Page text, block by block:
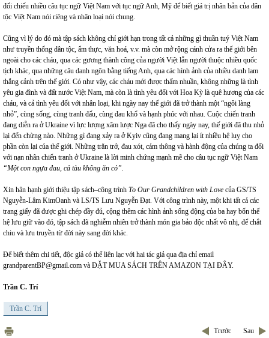
đối chiếu nhiều câu tục ngữ Việt Nam với tục ngữ Anh, Mỹ để biết giá trị nhân bản của dân
tộc Việt Nam nói riêng và nhân loại nói chung.
Cũng vì lý do đó mà tập sách không chỉ giới hạn trong tất cả những gì thuần tuý Việt Nam
như truyền thống dân tộc, ẩm thực, văn hoá, v.v. mà còn mở rộng cánh cửa ra thế giới bên
ngoài cho các cháu, qua các gương thành công của người Việt lẫn người thuộc nhiều quốc
tịch khác, qua những câu danh ngôn bằng tiếng Anh, qua các hình ảnh của nhiều danh lam
thắng cảnh trên thế giới. Có như vậy, các cháu mới được thấm nhuần, không những là tình
yêu gia đình và đất nước Việt Nam, mà còn là tình yêu đối với Hoa Kỳ là quê hương của các
cháu, và cả tình yêu đối với nhân loại, khi ngày nay thế giới đã trở thành một “ngôi làng
nhỏ”, cùng sống, cùng tranh đấu, cùng đau khổ và hạnh phúc với nhau. Cuộc chiến tranh
đang diễn ra ở Ukraine vì lực lượng xâm lược Nga đã cho thấy ngày nay, thế giới đã thu nhỏ
lại đến chừng nào. Những gì đang xảy ra ở Kyiv cũng đang mang lại ít nhiều hệ luỵ cho
phần còn lại của thế giới. Những trăn trở, đau xót, cảm thông và hành động của chúng ta đối
với nạn nhân chiến tranh ở Ukraine là lời minh chứng mạnh mẽ cho câu tục ngữ Việt Nam
“Một con ngựa đau, cả tàu không ăn cỏ”.
Xin hân hạnh giới thiệu tập sách–công trình To Our Grandchildren with Love của GS/TS
Nguyễn-Lâm KimOanh và LS/TS Lưu Nguyễn Đạt. Với công trình này, một khi tất cả các
trang giấy đã được ghi chép đầy đủ, cộng thêm các hình ảnh sống động của ba hay bốn thế
hệ lưu giữ vào đó, tập sách đã nghiễm nhiên trở thành món gia bảo độc nhất vô nhị, để chắt
chiu và lưu truyền từ đời này sang đời khác.
Để biết thêm chi tiết, độc giả có thể liên lạc với hai tác giả qua địa chỉ email
grandparentBP@gmail.com và ĐẶT MUA SÁCH TRÊN AMAZON TẠI ĐÂY.
Trần C. Trí
Trần C. Trí
Trước Sau